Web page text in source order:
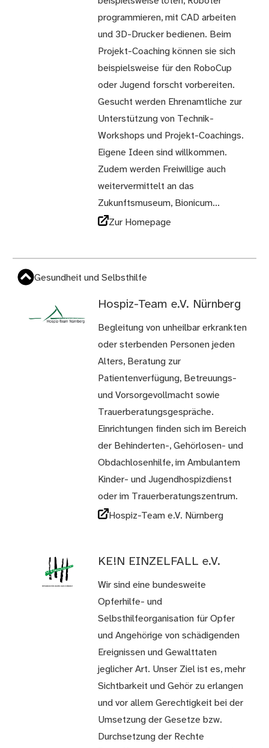
programmieren, mit CAD arbeiten
und 3D-Drucker bedienen. Beim
Projekt-Coaching können sie sich
beispielsweise für den RoboCup
oder Jugend forscht vorbereiten.
Gesucht werden Ehrenamtliche zur
Unterstützung von Technik-
Workshops und Projekt-Coachings.
Eigene Ideen sind willkommen.
Zudem werden Freiwillige auch
weitervermittelt an das
Zukunftsmuseum, Bionicum...
Zur Homepage
Gesundheit und Selbsthilfe
Hospiz-Team e.V. Nürnberg
Begleitung von unheilbar erkrankten
oder sterbenden Personen jeden
Alters, Beratung zur
Patientenverfügung, Betreuungs-
und Vorsorgevollmacht sowie
Trauerberatungsgespräche.
Einrichtungen finden sich im Bereich
der Behinderten-, Gehörlosen- und
Obdachlosenhilfe, im Ambulantem
Kinder- und Jugendhospizdienst
oder im Trauerberatungszentrum.
Hospiz-Team e.V. Nürnberg
KE!N EINZELFALL e.V.
Wir sind eine bundesweite
Opferhilfe- und
Selbsthilfeorganisation für Opfer
und Angehörige von schädigenden
Ereignissen und Gewalttaten
jeglicher Art. Unser Ziel ist es, mehr
Sichtbarkeit und Gehör zu erlangen
und vor allem Gerechtigkeit bei der
Umsetzung der Gesetze bzw.
Durchsetzung der Rechte